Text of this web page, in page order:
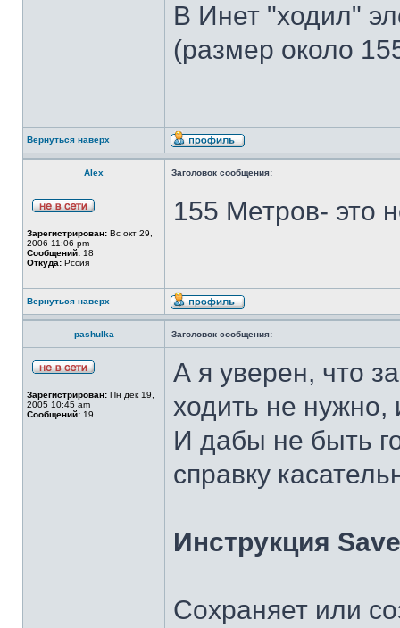
В Инет "ходил"
(размер около
Вернуться наверх
Аlex Заголовок сообщения:
Зарегистрирован: Вс окт 29,
2006 11:06 pm
Сообщений: 18
Откуда: Рссия
155 Mетров- это
Вернуться наверх
pashulka Заголовок сообщения:
Зарегистрирован: Пн дек 19,
2005 10:45 am
Сообщений: 19
А я уверен, что
ходить не нужно,
И дабы не быть
справку
Инструкция
Сохраняет или